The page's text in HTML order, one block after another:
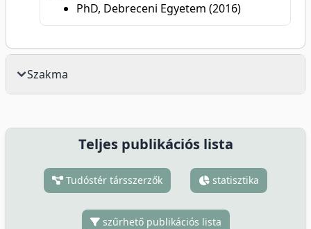
PhD, Debreceni Egyetem (2016)
Szakma
Teljes publikációs lista
Tudóstér társszerzők statisztika
szűrhető publikációs lista